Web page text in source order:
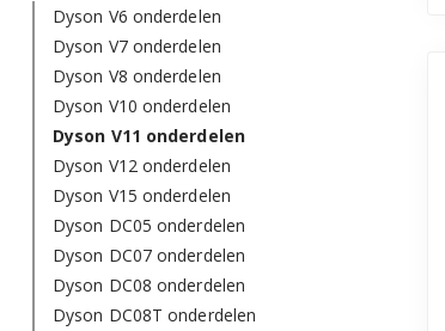
Dyson V6 onderdelen
Dyson V7 onderdelen
Dyson V8 onderdelen
Dyson V10 onderdelen
Dyson V11 onderdelen
Dyson V12 onderdelen
Dyson V15 onderdelen
Dyson DC05 onderdelen
Dyson DC07 onderdelen
Dyson DC08 onderdelen
Dyson DC08T onderdelen